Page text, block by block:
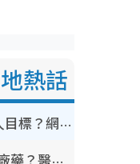
熱話
裝修拆鐵閘隨時變賊人目標？網民揭2大關鍵用途：裝新式等於白裝？附新舊鐵閘分別